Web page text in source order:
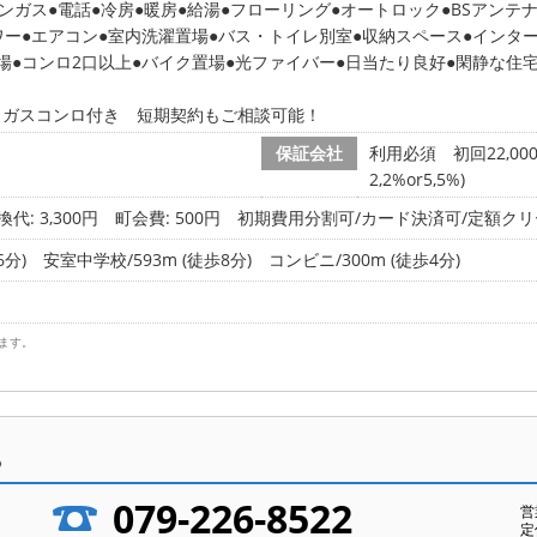
ガス 電話 冷房 暖房 給湯 フローリング オートロック BSアンテナ
ー エアコン 室内洗濯置場 バス・トイレ別室 収納スペース インタ
コンロ2口以上 バイク置場 光ファイバー 日当たり良好 閑静な住
スコンロ付き 短期契約もご相談可能！
保証会社
利用必須 初回
2,2%or5,5%)
代: 3,300円
町会費: 500円
初期費用分割可/カード決済可/定額ク
)
安室中学校/593m (徒歩8分) コンビニ/300m (徒歩4分)
。
079-226-8522